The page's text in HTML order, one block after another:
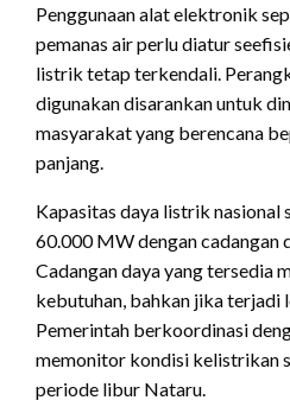
Penggunaan alat elektronik
pemanas air perlu diatur
listrik tetap terkendali.
digunakan disarankan untuk
masyarakat yang berencana
panjang.
Kapasitas daya listrik nasional
60.000 MW dengan cadangan
Cadangan daya yang tersedia
kebutuhan, bahkan jika terjadi
Pemerintah berkoordinasi
memonitor kondisi kelistrikan
periode libur Nataru.